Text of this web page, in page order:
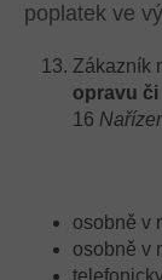
poplatek ve
Zákazník
opravu
16
osobně v
osobně v